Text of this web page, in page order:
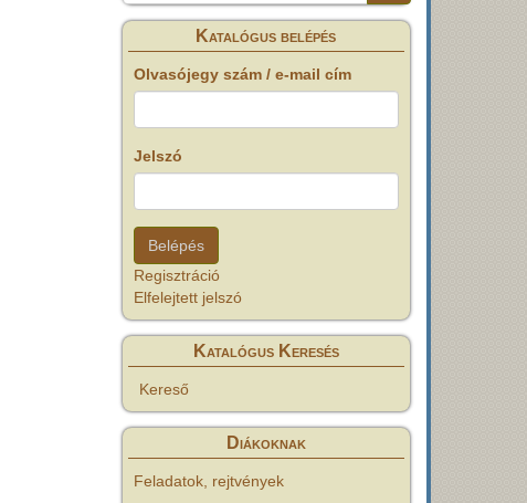
Katalógus belépés
Olvasójegy szám / e-mail cím
Jelszó
Regisztráció
Elfelejtett jelszó
Katalógus Keresés
Kereső
Diákoknak
Feladatok, rejtvények